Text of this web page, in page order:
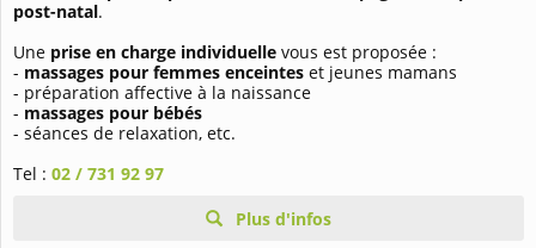
post-natal.
Une prise en charge individuelle vous est proposée :
- massages pour femmes enceintes et jeunes mamans
- préparation affective à la naissance
- massages pour bébés
- séances de relaxation, etc.
Tel : 02 / 731 92 97
Plus d'infos